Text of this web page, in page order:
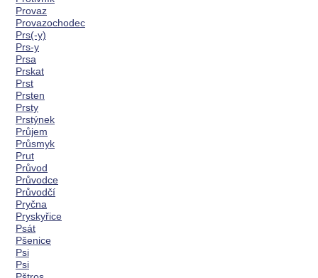
Provaz
Provazochodec
Prs(-y)
Prs-y
Prsa
Prskat
Prst
Prsten
Prsty
Prstýnek
Průjem
Průsmyk
Prut
Průvod
Průvodce
Průvodčí
Pryčna
Pryskyřice
Psát
Pšenice
Psi
Psi